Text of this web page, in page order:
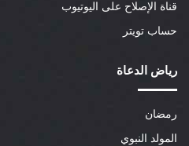
قناة الإصلاح على اليوتيوب
حساب تويتر
رياض الدعاة
رمضان
المولد النبوي